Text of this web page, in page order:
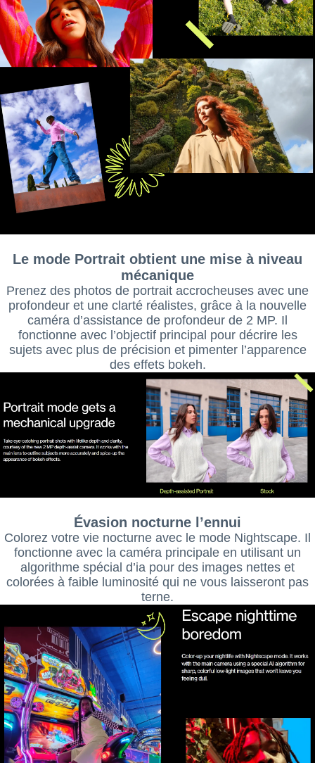
Le mode Portrait obtient une mise à niveau
mécanique
Prenez des photos de portrait accrocheuses avec une
profondeur et une clarté réalistes, grâce à la nouvelle
caméra d’assistance de profondeur de 2 MP. Il
fonctionne avec l’objectif principal pour décrire les
sujets avec plus de précision et pimenter l’apparence
des effets bokeh.
Évasion nocturne l’ennui
Colorez votre vie nocturne avec le mode Nightscape. Il
fonctionne avec la caméra principale en utilisant un
algorithme spécial d’ia pour des images nettes et
colorées à faible luminosité qui ne vous laisseront pas
terne.